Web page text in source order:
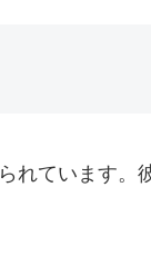
れています。